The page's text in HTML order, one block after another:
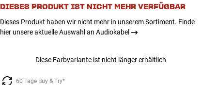
Bauen mit Klang
DIESES PRODUKT IST NICHT MEHR VERFÜGBAR
Dieses Produkt haben wir nicht mehr in unserem Sortiment. Finde
hier unsere aktuelle Auswahl an Audiokabel
Diese Farbvariante ist nicht länger erhältlich
60 Tage Buy & Try*